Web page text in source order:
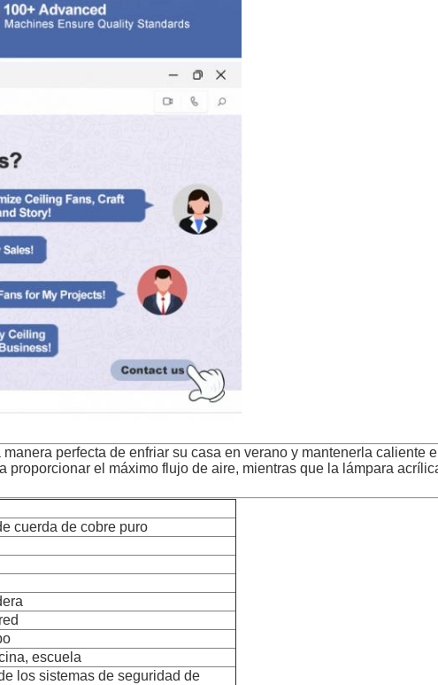
perfecta de enfriar su casa en verano y mantenerla
el máximo flujo de aire, mientras que la lámpara
cuerda de cobre puro
escuela
los sistemas de seguridad de